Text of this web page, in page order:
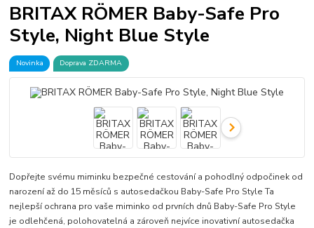
BRITAX RÖMER Baby-Safe Pro
Style, Night Blue Style
Novinka Doprava ZDARMA
Dopřejte svému miminku bezpečné cestování a pohodlný odpočinek od
narození až do 15 měsíců s autosedačkou Baby-Safe Pro Style Ta
nejlepší ochrana pro vaše miminko od prvních dnů Baby-Safe Pro Style
je odlehčená, polohovatelná a zároveň nejvíce inovativní autosedačka